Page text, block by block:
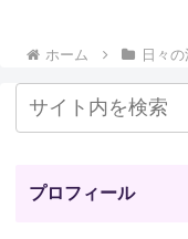
ホーム 日々
プロフィール